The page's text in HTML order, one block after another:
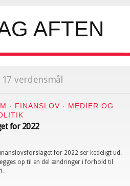
17 verdensmål
· FINANSLOV · MEDIER OG
for 2022
for 2022 ser kedeligt ud.
op til en del ændringer i forhold til